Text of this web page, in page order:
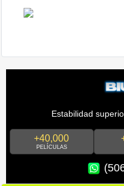
Estabilidad
+40,000
PELÍCULAS